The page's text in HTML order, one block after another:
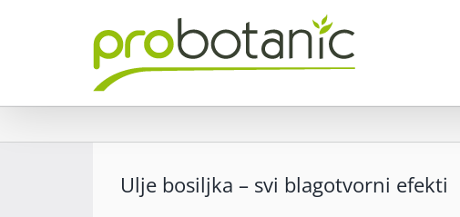
Ulje bosiljka – svi blagotvorni efekti